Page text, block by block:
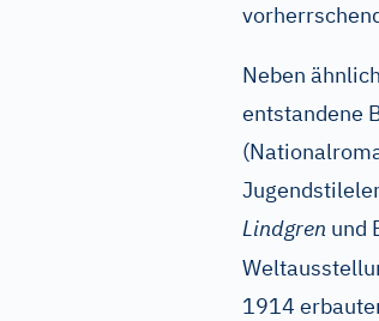
Neben
entstandene
Lindgren und
1914